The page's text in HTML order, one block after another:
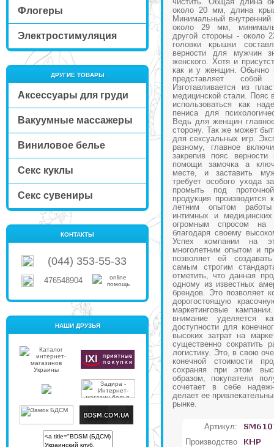
Флогеры
Электростимуляция
ДРУГИЕ ТОВАРЫ
Аксессуары для груди
Вакуумные массажеры
Виниловое белье
Секс куклы
Секс сувениры
КОНТАКТЫ
(044) 353-55-33
476548904
НАШИ ДРУЗЬЯ
около 20 мм, длина
Минимальный
около 29 мм,
другой стороны - около
головки крышки
верности для мужчин
женского. Хотя и
как и у женщин. Обычно
представляет
Изготавливается из
медицинской стали. Пояс
использоваться как
пениса для
Ведь для женщин
сторону. Так же может
для сексуальных игр.
разному, главное
закрепив пояс
помощи замочка а
месте, и заставить
требует особого ухода
промыть под
продукция
летним опытом
интимных и
огромным спросом
благодаря своему
Успех компании на
многолетним опытом и
позволяет ей
самым строгим
отметить, что данная
одному из известных
брендов. Это позволяет
дорогостоящую
маркетинговые
внимание уделяется
доступности для
высоких затрат на
существенно сократить
логистику. Это, в свою
конечной стоимости
сохраняя при этом
образом, покупатели
сочетает в себе
делает ее
рынке.
Артикул:
Производство